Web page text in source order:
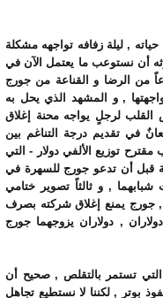
, ليلة زفافه تواجهه مشكلة
أن نستوعب ما يعتمل الآن في
من الرضا و القناعة من جورج
, و المشهد الذي يحل به
القلب لرجلٍ يواجه محنة إغلاق
في تقديم درجة التناغم بين
توزيع الألفي دولار - التي
قبل أن تدعو جورج للسهرة في
, و ثالثاً تصوير ختامي
, جورج يمنع إغلاق شركته بصرف
, دولاران يزوجهما جورج
التي تستمر بالتقلص , صحيح أن
بوتر , لكننا لا نستطيع تجاهل